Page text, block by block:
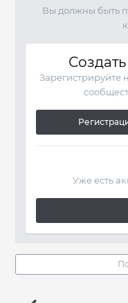
Вы должны быть
Зарегистрируйте
Уже есть